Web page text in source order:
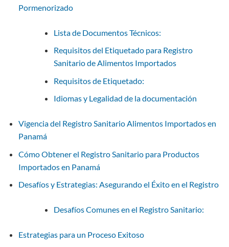
Pormenorizado
Lista de Documentos Técnicos:
Requisitos del Etiquetado para Registro
Sanitario de Alimentos Importados
Requisitos de Etiquetado:
Idiomas y Legalidad de la documentación
Vigencia del Registro Sanitario Alimentos Importados en
Panamá
Cómo Obtener el Registro Sanitario para Productos
Importados en Panamá
Desafíos y Estrategias: Asegurando el Éxito en el Registro
Desafíos Comunes en el Registro Sanitario:
Estrategias para un Proceso Exitoso